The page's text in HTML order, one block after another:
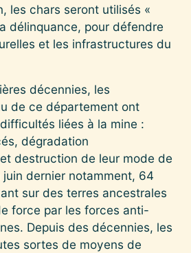
les chars seront utilisés «
délinquance, pour défendre
et les infrastructures du
décennies, les
de ce département ont
liées à la mine :
dégradation
destruction de leur mode de
dernier notamment, 64
sur des terres ancestrales
force par les forces anti-
Depuis des décennies, les
sortes de moyens de